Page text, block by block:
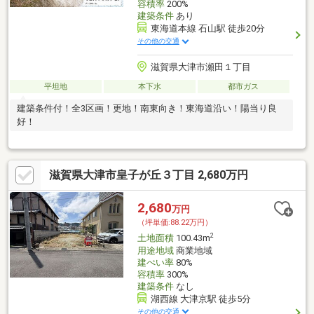
容積率200%
建築条件あり
東海道本線 石山駅 徒歩20分
その他の交通
滋賀県大津市瀬田１丁目
平坦地 本下水 都市ガス
建築条件付！全3区画！更地！南東向き！東海道沿い！陽当り良
好！
滋賀県大津市皇子が丘３丁目 2,680万円
2,680万円
（坪単価:88.22万円）
土地面積100.43m2
用途地域商業地域
建ぺい率80%
容積率300%
建築条件なし
湖西線 大津京駅 徒歩5分
その他の交通